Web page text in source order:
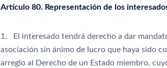
Artículo 80. Representación de los
1. El interesado tendrá derecho a dar
asociación sin ánimo de lucro que haya sido
arreglo al Derecho de un Estado miembro,